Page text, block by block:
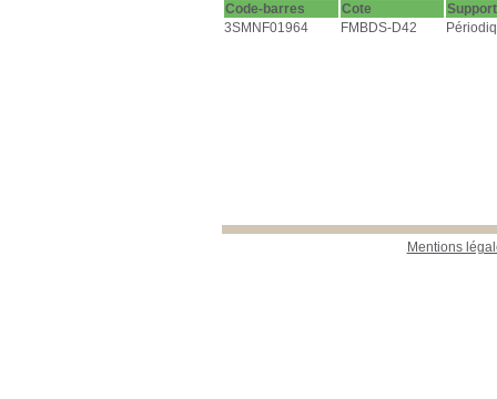
Code-barres Cote
Support
3SMNF01964
FMBDS-D42
Mentions